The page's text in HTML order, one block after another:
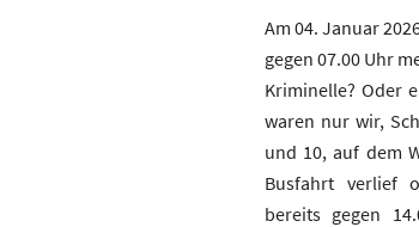
Am 04. Januar
gegen 07.00 Uhr
Kriminelle? Oder
waren nur wir,
und 10, auf dem
Busfahrt verlief
bereits gegen